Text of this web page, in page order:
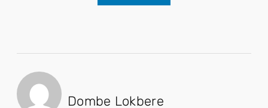
Dombe Lokbere